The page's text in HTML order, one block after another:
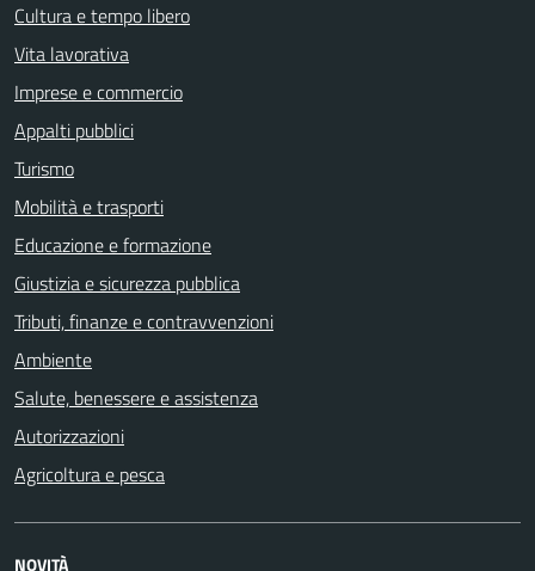
Cultura e tempo libero
Vita lavorativa
Imprese e commercio
Appalti pubblici
Turismo
Mobilità e trasporti
Educazione e formazione
Giustizia e sicurezza pubblica
Tributi, finanze e contravvenzioni
Ambiente
Salute, benessere e assistenza
Autorizzazioni
Agricoltura e pesca
NOVITÀ